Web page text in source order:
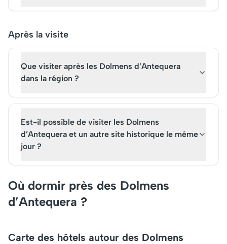
Après la visite
Que visiter après les Dolmens d’Antequera
dans la région ?
Est-il possible de visiter les Dolmens
d’Antequera et un autre site historique le même
jour ?
Où dormir près des Dolmens
d’Antequera ?
Carte des hôtels autour des Dolmens